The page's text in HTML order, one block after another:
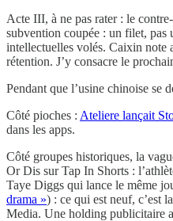
Acte III, à ne pas rater : le
subvention coupée : un filet, pas
intellectuelles volés. Caixin note
rétention. J’y consacre le
Pendant que l’usine chinoise se
Côté pioches : Ateliere lançait
dans les apps.
Côté groupes historiques, la
Or Dis sur Tap In Shorts :
Taye Diggs qui lance le même
drama ») : ce qui est neuf, c’est
Media. Une holding publicitaire